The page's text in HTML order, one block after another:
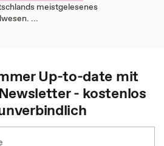
meistgelesenes
...
Up-to-date mit
Newsletter - kostenlos